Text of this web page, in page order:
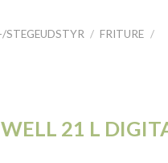
STEGEUDSTYR / FRITURE /
21 L